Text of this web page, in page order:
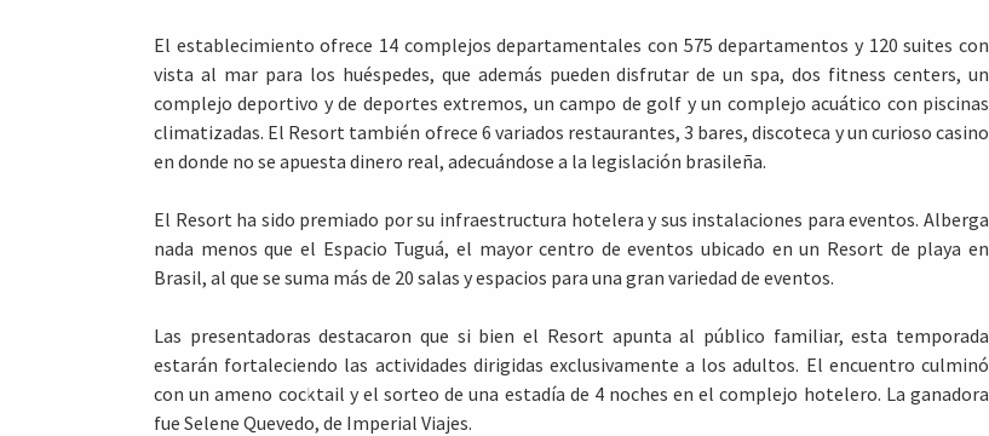
El establecimiento ofrece 14 complejos departamentales con 575 departamentos y 120 suites con
vista al mar para los huéspedes, que además pueden disfrutar de un spa, dos fitness centers, un
complejo deportivo y de deportes extremos, un campo de golf y un complejo acuático con piscinas
climatizadas. El Resort también ofrece 6 variados restaurantes, 3 bares, discoteca y un curioso casino
en donde no se apuesta dinero real, adecuándose a la legislación brasileña.
El Resort ha sido premiado por su infraestructura hotelera y sus instalaciones para eventos. Alberga
nada menos que el Espacio Tuguá, el mayor centro de eventos ubicado en un Resort de playa en
Brasil, al que se suma más de 20 salas y espacios para una gran variedad de eventos.
Las presentadoras destacaron que si bien el Resort apunta al público familiar, esta temporada
estarán fortaleciendo las actividades dirigidas exclusivamente a los adultos. El encuentro culminó
con un ameno cocktail y el sorteo de una estadía de 4 noches en el complejo hotelero. La ganadora
fue Selene Quevedo, de Imperial Viajes.